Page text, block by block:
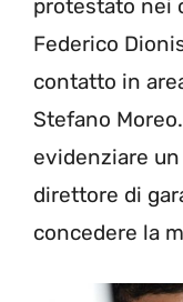
protestato nei
Federico
contatto in
Stefano
evidenziare
direttore di
concedere la